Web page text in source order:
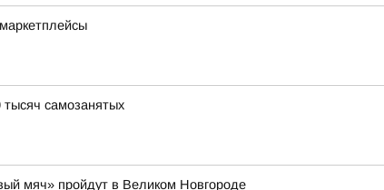
тысяч самозанятых
мяч» пройдут в Великом Новгороде